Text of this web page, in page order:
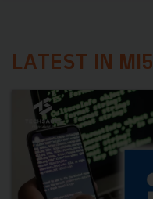
LATEST IN MI5